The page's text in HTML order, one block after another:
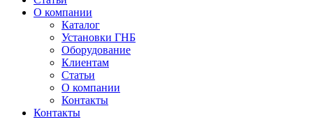
О компании
Каталог
Установки ГНБ
Оборудование
Клиентам
Статьи
О компании
Контакты
Контакты